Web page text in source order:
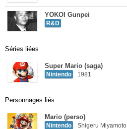
YOKOI Gunpei
R&D
Séries liées
Super Mario (saga)
Nintendo 1981
Personnages liés
Mario (perso)
Nintendo Shigeru Miyamoto